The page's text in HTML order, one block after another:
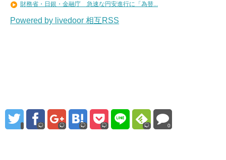
財務省・日銀・金融庁 急速な円安進行に「為替...
Powered by livedoor 相互RSS
0